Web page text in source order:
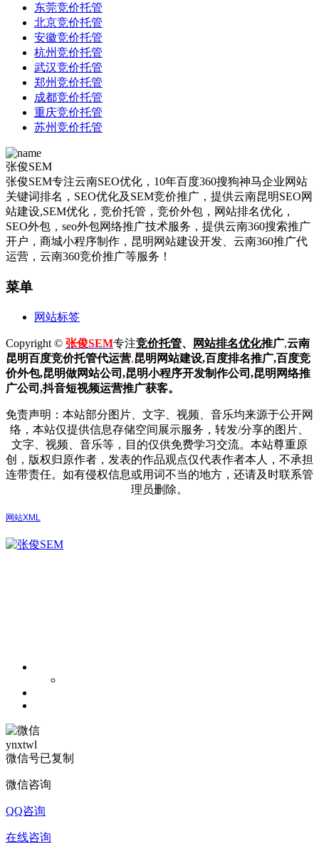
东莞竞价托管
北京竞价托管
安徽竞价托管
杭州竞价托管
武汉竞价托管
郑州竞价托管
成都竞价托管
重庆竞价托管
苏州竞价托管
张俊SEM
张俊SEM专注云南SEO优化，10年百度360搜狗神马企业网站
关键词排名，SEO优化及SEM竞价推广，提供云南昆明SEO网
站建设,SEM优化，竞价托管，竞价外包，网站排名优化，
SEO外包，seo外包网络推广技术服务，提供云南360搜索推广
开户，商城小程序制作，昆明网站建设开发、云南360推广代
运营，云南360竞价推广等服务！
菜单
网站标签
Copyright © 张俊SEM专注竞价托管、 网站排名优化推广,云南
昆明百度竞价托管代运营,昆明网站建设,百度排名推广,百度竞
价外包,昆明做网站公司,昆明小程序开发制作公司,昆明网络推
广公司,抖音短视频运营推广获客。
免责声明：本站部分图片、文字、视频、音乐均来源于公开网
络，本站仅提供信息存储空间展示服务，转发/分享的图片、
文字、视频、音乐等，目的仅供免费学习交流。本站尊重原
创，版权归原作者，发表的作品观点仅代表作者本人，不承担
连带责任。如有侵权信息或用词不当的地方，还请及时联系管
理员删除。
网站XML
ynxtwl
微信号已复制
微信咨询
QQ咨询
在线咨询